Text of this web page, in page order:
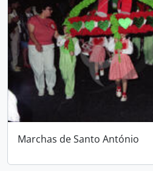
Marchas de Santo António